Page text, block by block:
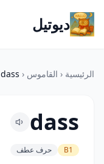
ديوتيل
الرئيسية ‹ القاموس ‹
dass
dass
B1 حرف عطف